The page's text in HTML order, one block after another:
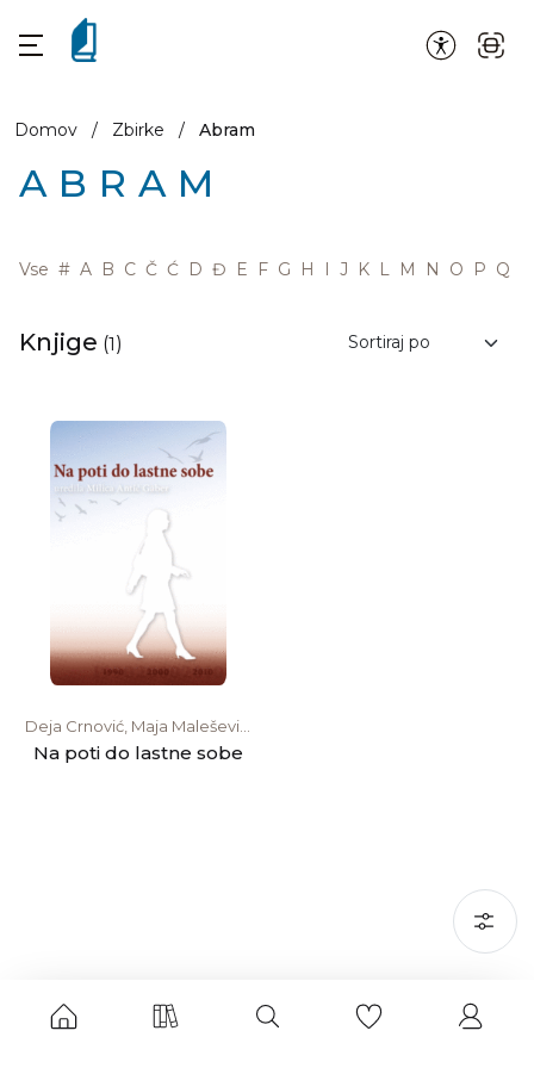
Domov / Zbirke / Abram
ABRAM
Vse # A B C Č Ć D Đ E F G H I J K L M N O P Q
Knjige (1)
Deja Crnović, Maja Malešević,
Deja Crnović, Tina Lužar
Na poti do lastne sobe